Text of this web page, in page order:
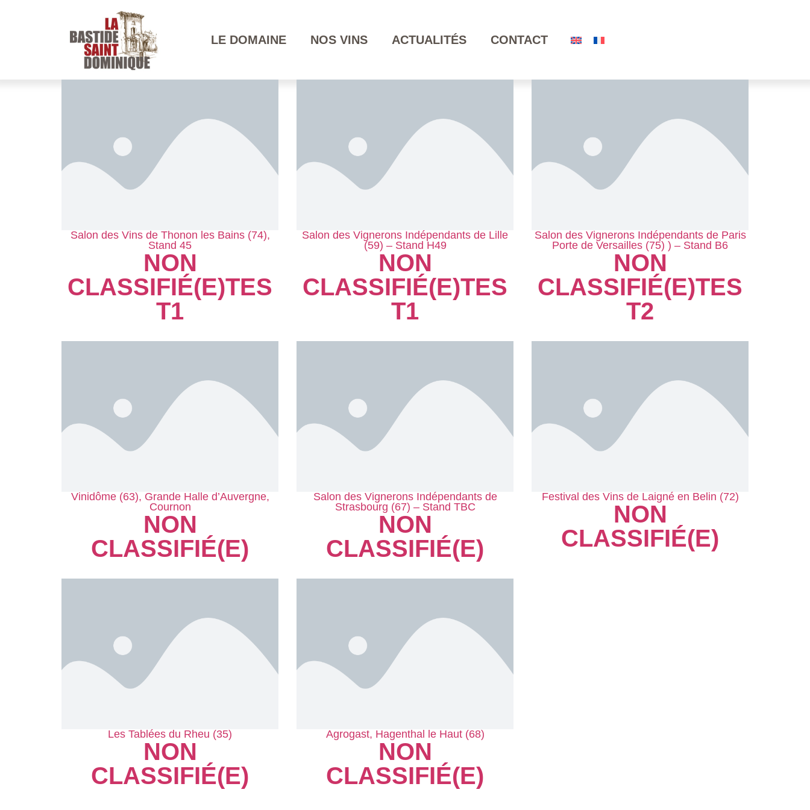
LE DOMAINE NOS VINS ACTUALITÉS CONTACT
Salon des Vins de Thonon les Bains (74),
Stand 45
NON
CLASSIFIÉ(E)TES
T1
Salon des Vignerons Indépendants de Lille
(59) – Stand H49
NON
CLASSIFIÉ(E)TES
T1
Salon des Vignerons Indépendants de Paris
Porte de Versailles (75) ) – Stand B6
NON
CLASSIFIÉ(E)TES
T2
Vinidôme (63), Grande Halle d’Auvergne,
Cournon
NON
CLASSIFIÉ(E)
Salon des Vignerons Indépendants de
Strasbourg (67) – Stand TBC
NON
CLASSIFIÉ(E)
Festival des Vins de Laigné en Belin (72)
NON
CLASSIFIÉ(E)
Les Tablées du Rheu (35)
NON
CLASSIFIÉ(E)
Agrogast, Hagenthal le Haut (68)
NON
CLASSIFIÉ(E)